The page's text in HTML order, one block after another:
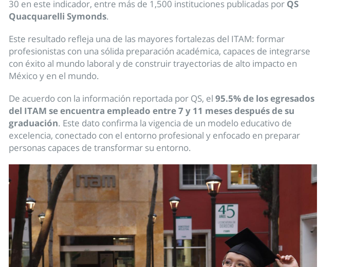
30 en este indicador, entre más de 1,500 instituciones publicadas por QS
Quacquarelli Symonds.
Este resultado refleja una de las mayores fortalezas del ITAM: formar
profesionistas con una sólida preparación académica, capaces de integrarse
con éxito al mundo laboral y de construir trayectorias de alto impacto en
México y en el mundo.
De acuerdo con la información reportada por QS, el 95.5% de los egresados
del ITAM se encuentra empleado entre 7 y 11 meses después de su
graduación. Este dato confirma la vigencia de un modelo educativo de
excelencia, conectado con el entorno profesional y enfocado en preparar
personas capaces de transformar su entorno.